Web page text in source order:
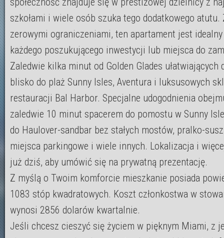
szkołami i wiele osób szuka tego dodatkowego
zerowymi ograniczeniami, ten apartament jest
każdego poszukującego inwestycji lub miejsca do
Zaledwie kilka minut od Golden Glades ułatwiających
blisko do plaż Sunny Isles, Aventura i luksusowych
restauracji Bal Harbor. Specjalne udogodnienia
zaledwie 10 minut spacerem do pomostu w Sunny
do Haulover-sandbar bez stałych mostów, pralko-
miejsca parkingowe i wiele innych. Lokalizacja i
już dziś, aby umówić się na prywatną prezentację.
Z myślą o Twoim komforcie mieszkanie posiada
1083 stóp kwadratowych. Koszt członkostwa w
wynosi 2856 dolarów kwartalnie.
Jeśli chcesz cieszyć się życiem w pięknym Miami, z